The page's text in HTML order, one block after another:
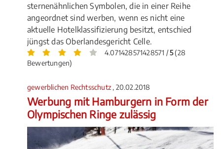
sternenähnlichen Symbolen, die in einer Reihe
angeordnet sind werben, wenn es nicht eine
aktuelle Hotelklassifizierung besitzt, entschied
jüngst das Oberlandesgericht Celle.
4.071428571428571 /5(28
Bewertungen)
gewerblichen Rechtsschutz , 20.02.2018
Werbung mit Hamburgern in Form der
Olympischen Ringe zulässig